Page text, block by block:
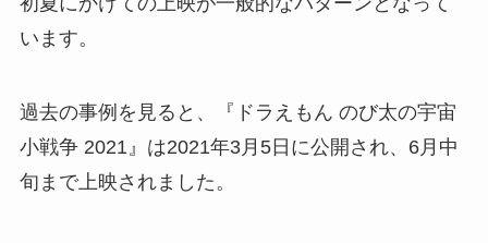
います。
過去の事例を見ると、『ドラえもん のび太の宇宙
小戦争 2021』は2021年3月5日に公開され、6月中
旬まで上映されました。